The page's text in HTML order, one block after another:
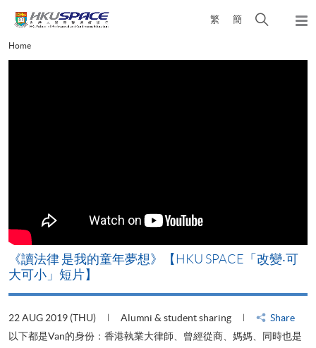
content
繁 簡
Open
Main
content
Home
《讀法律 是我的童年夢想》【HKU SPACE「改變‧可
大可小」短片】
22 AUG 2019 (THU) Alumni & student sharing
Share
以下都是Van的身份：香港執業大律師、曾經從商、媽媽、同時也是